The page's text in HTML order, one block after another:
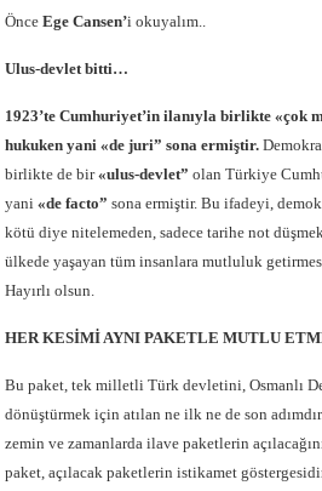
ÖnceEge Cansen’i okuyalım..
Ulus-devlet bitti…
1923’te Cumhuriyet’in ilanıyla birlikte «çok
hukuken yani «de juri” sona ermiştir.
birlikte de bir«ulus-devlet” olan Türkiye
yani «de facto”sona ermiştir. Bu ifadeyi,
kötü diye nitelemeden, sadece tarihe not
ülkede yaşayan tüm insanlara mutluluk
Hayırlı olsun.
HER KESİMİ AYNI PAKETLE MUTLU
Bu paket, tek milletli Türk devletini, Osmanlı
dönüştürmek için atılan ne ilk ne de son
zemin ve zamanlarda ilave paketlerin
paket, açılacak paketlerin istikamet